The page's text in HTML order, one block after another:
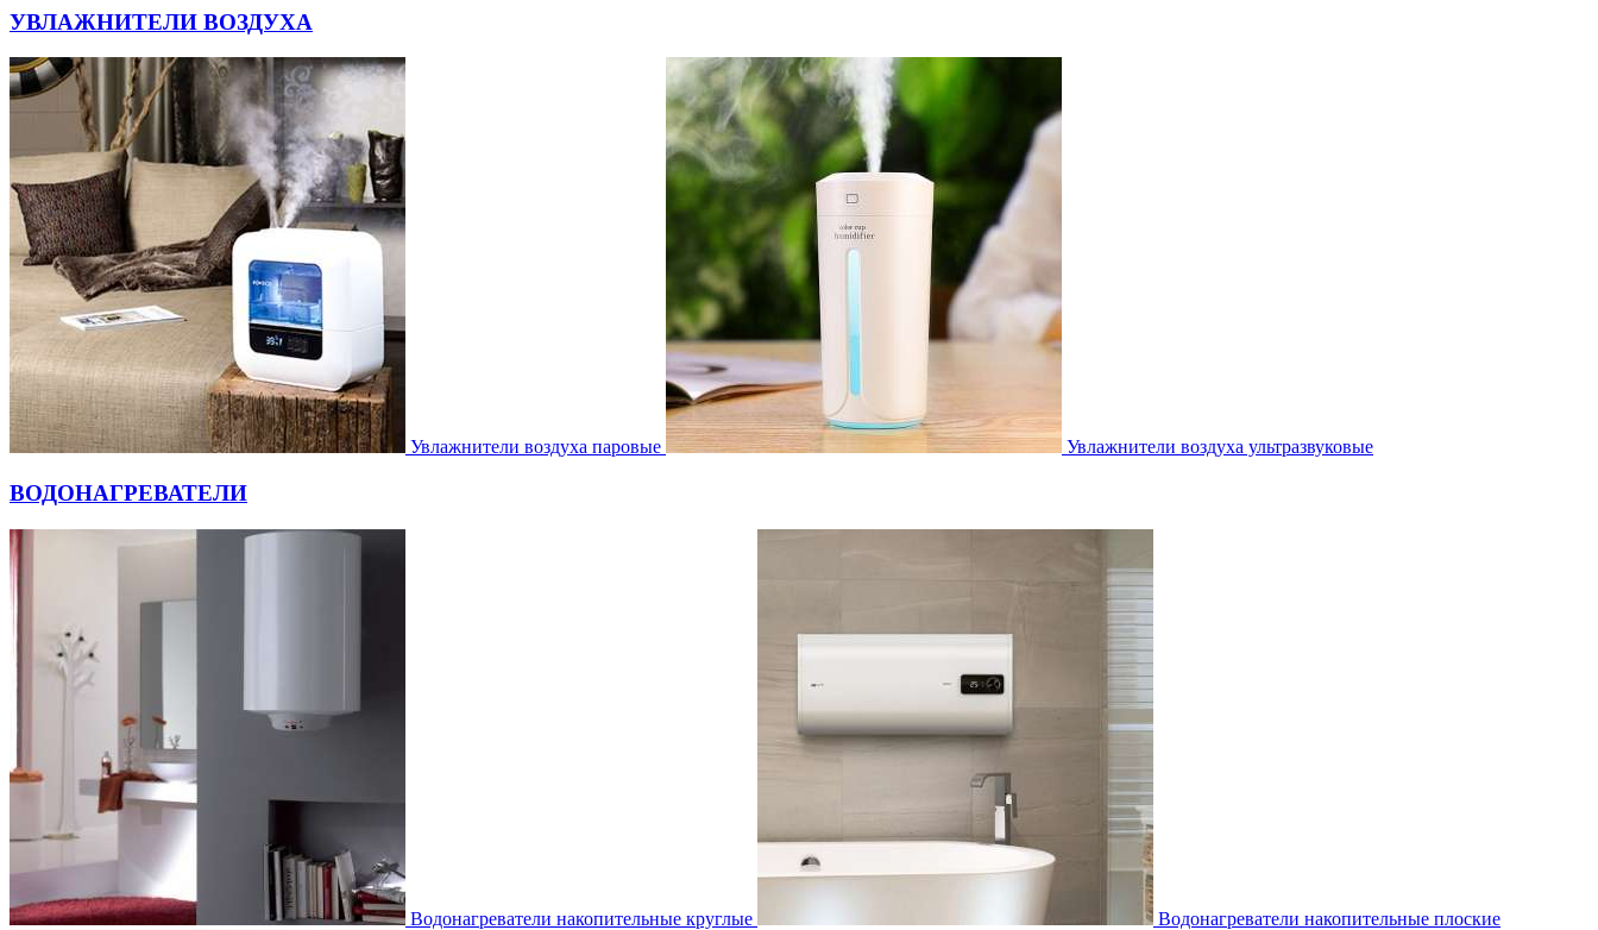
УВЛАЖНИТЕЛИ ВОЗДУХА
Увлажнители воздуха паровые Увлажнители воздуха ультразвуковые
ВОДОНАГРЕВАТЕЛИ
Водонагреватели накопительные круглые Водонагреватели накопительные плоские